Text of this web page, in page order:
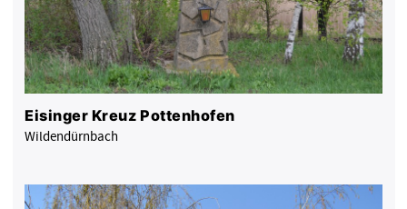
Eisinger Kreuz Pottenhofen
Wildendürnbach